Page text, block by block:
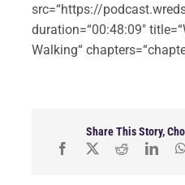
src=“https://
duration=“00:48:09″
Walking“
Share This Story,